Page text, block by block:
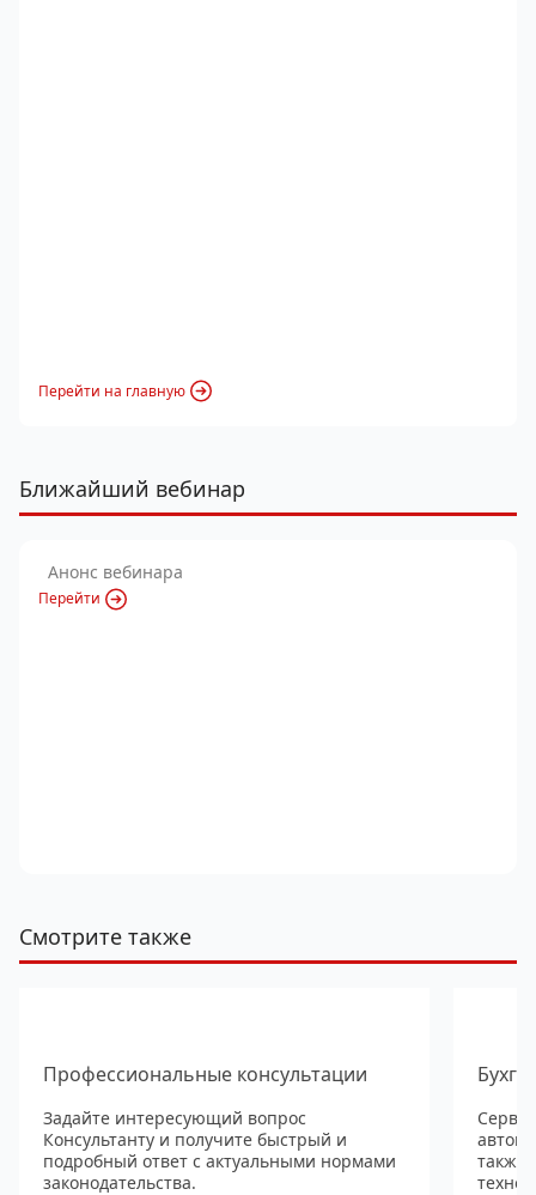
Перейти на главную
Ближайший вебинар
Анонс вебинара
Перейти
Смотрите также
Профессиональные консультации
Задайте интересующий вопрос
Консультанту и получите быстрый и
подробный ответ с актуальными нормами
законодательства.
также